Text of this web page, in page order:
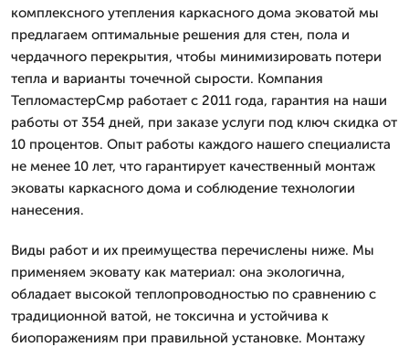
комплексного утепления каркасного дома эковатой мы
предлагаем оптимальные решения для стен, пола и
чердачного перекрытия, чтобы минимизировать потери
тепла и варианты точечной сырости. Компания
ТепломастерСмр работает с 2011 года, гарантия на наши
работы от 354 дней, при заказе услуги под ключ скидка от
10 процентов. Опыт работы каждого нашего специалиста
не менее 10 лет, что гарантирует качественный монтаж
эковаты каркасного дома и соблюдение технологии
нанесения.
Виды работ и их преимущества перечислены ниже. Мы
применяем эковату как материал: она экологична,
обладает высокой теплопроводностью по сравнению с
традиционной ватой, не токсична и устойчива к
биопоражениям при правильной установке. Монтажу